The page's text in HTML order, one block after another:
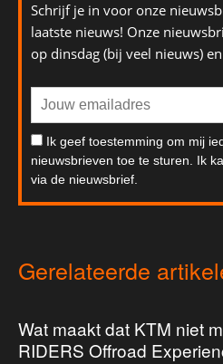
Schrijf je in voor onze
laatste nieuws! Onze
op dinsdag (bij veel nieuws)
Ik geef toestemming om mij
nieuwsbrieven toe te sturen. Ik
via de nieuwsbrief.
Gerelateerde
Wat maakt dat KTM niet
RIDERS Offroad